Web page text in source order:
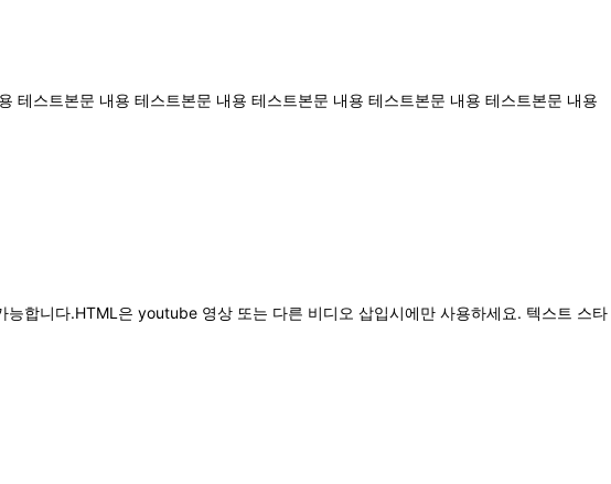
테스트본문 내용 테스트본문 내용 테스트본문 내용 테스트본문 내용 테스트본문 내용
합니다.HTML은 youtube 영상 또는 다른 비디오 삽입시에만 사용하세요. 텍스트 스타